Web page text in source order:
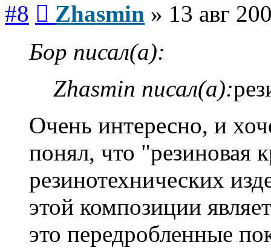
#8 Zhasmin » 13 авг
Бор писал(а):
Zhasmin писал(а):
Очень интересно, и
понял, что "резиновая
резинотехнических
этой композиции
это передробленные